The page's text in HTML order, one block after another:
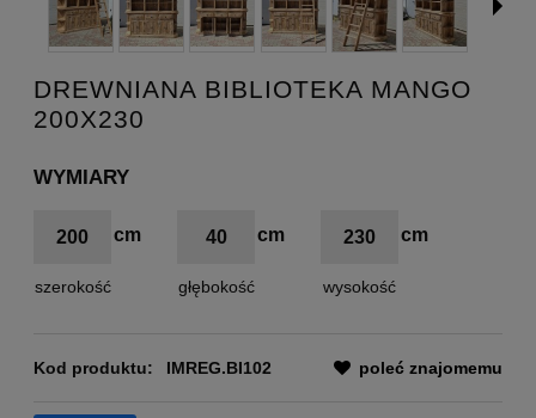
DREWNIANA BIBLIOTEKA MANGO
200X230
WYMIARY
200
szerokość
40
głębokość
230
wysokość
Kod produktu: IMREG.BI102 poleć znajomemu